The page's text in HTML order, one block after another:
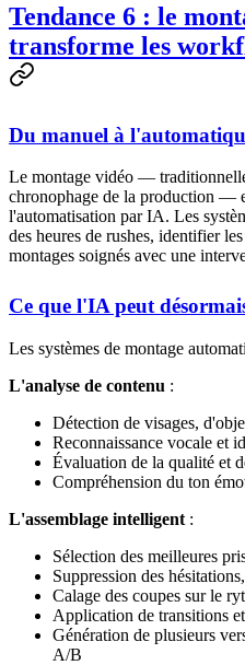
Tendance 6 : le
transforme les
Du manuel à
Le montage vidéo —
chronophage de la production —
l'automatisation par IA. Les
des heures de rushes, identifier
montages soignés avec une
Ce que l'IA peut
Les systèmes de montage
L'analyse de contenu :
Détection de visages,
Reconnaissance vocale et
Évaluation de la qualité et
Compréhension du ton
L'assemblage intelligent :
Sélection des meilleures
Suppression des
Calage des coupes sur le
Application de transitions
Génération de plusieurs
A/B